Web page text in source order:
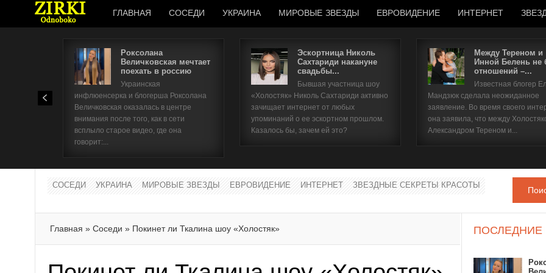
ГЛАВНАЯ СОСЕДИ УКРАИНА МИРОВЫЕ ЗВЕЗДЫ ЕВРОВИДЕНИЕ ИНТЕРНЕТ
Роксолана
Величковская мечтает
поехать в россию
Украинская
инфлюенсерка и блогерша Роксолана
Величковская оказалась в центре
внимания после того, как в сети
всплыло старое видео, где она
говорит:...
Эскортница Николь
Сахтариди накануне
свадьбы...
Бывшая участница шоу
«Холостяк» Николь Сахтариди активно
зачищает интернет от любых
упоминаний о ее эскортном прошлом.
Казалось бы, зачем ей это?
Между Тереном и
Инной Белень не
отношений –...
Известная блогер
Мандзюк сделала неожиданное
заявление. Во время своего
она заявила, что между
Александром Тереном и...
СОСЕДИ УКРАИНА МИРОВЫЕ ЗВЕЗДЫ ЕВРОВИДЕНИЕ ИНТЕРНЕТ ЗВЕЗДНЫЕ СЕКРЕТЫ КРАСОТЫ
Главная » Соседи » Покинет ли Ткалина шоу «Холостяк» ПОСЛЕДНИЕ
Имя пользователя
Забыли имя пользователя?